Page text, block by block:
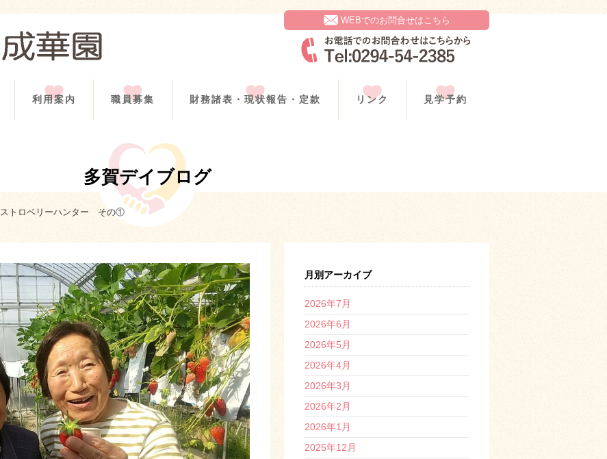
WEBでのお問合せはこちら
利用案内 職員募集 財務諸表・現状報告・定款 リンク 見学予約
多賀デイブログ
ストロベリーハンター その①
月別アーカイブ
2026年7月
2026年6月
2026年5月
2026年4月
2026年3月
2026年2月
2026年1月
2025年12月